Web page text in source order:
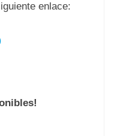
enlace: